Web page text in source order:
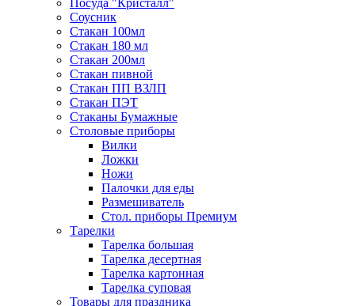
Соусник
Стакан 100мл
Стакан 180 мл
Стакан 200мл
Стакан пивной
Стакан ПП ВЗЛП
Стакан ПЭТ
Стаканы Бумажные
Столовые приборы
Вилки
Ложки
Ножи
Палочки для еды
Размешиватель
Стол. приборы Премиум
Тарелки
Тарелка большая
Тарелка десертная
Тарелка картонная
Тарелка суповая
Товары для праздника